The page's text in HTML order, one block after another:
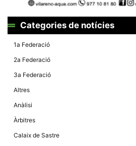
Categories de notícies
1a Federació
2a Federació
3a Federació
Altres
Anàlisi
Àrbitres
Calaix de Sastre